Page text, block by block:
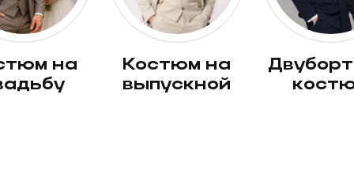
костюм на
выпускной
двубортный